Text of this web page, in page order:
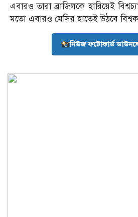
এবারও তারা ব্রাজিলকে হারিয়েই
মতো এবারও মেসির হাতেই উঠবে
নিউজ ফটোকার্ড